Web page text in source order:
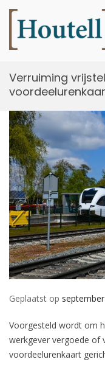
naar
inhoud
Verruiming
Geplaatst op
Voorgesteld wordt om
werkgever vergoede of
voordeelurenkaart